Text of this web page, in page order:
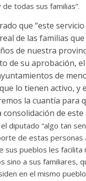
todas sus familias”.
que “este
de las familias
de nuestra
de su aprobación,
de
lo tienen activo, y
la cuantía para
consolidación de este
diputado “algo tan
de estas personas
sus pueblos les facilita
sino a sus familiares,
en el mismo